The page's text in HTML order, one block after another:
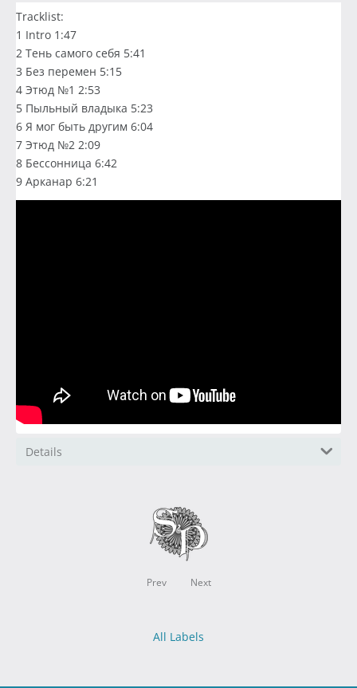
Tracklist:
1 Intro 1:47
2 Тень самого себя 5:41
3 Без перемен 5:15
4 Этюд №1 2:53
5 Пыльный владыка 5:23
6 Я мог быть другим 6:04
7 Этюд №2 2:09
8 Бессонница 6:42
9 Арканар 6:21
Details
Prev Next
All Labels